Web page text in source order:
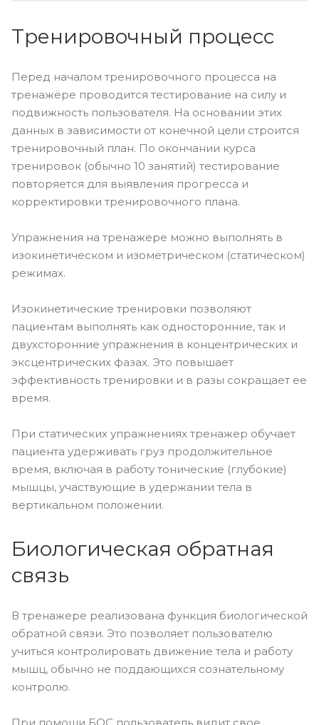
Тренировочный процесс
Перед началом тренировочного процесса на
тренажёре проводится тестирование на силу и
подвижность пользователя. На основании этих
данных в зависимости от конечной цели строится
тренировочный план. По окончании курса
тренировок (обычно 10 занятий) тестирование
повторяется для выявления прогресса и
корректировки тренировочного плана.
Упражнения на тренажере можно выполнять в
изокинетическом и изометрическом (статическом)
режимах.
Изокинетические тренировки позволяют
пациентам выполнять как односторонние, так и
двухсторонние упражнения в концентрических и
эксцентрических фазах. Это повышает
эффективность тренировки и в разы сокращает ее
время.
При статических упражнениях тренажер обучает
пациента удерживать груз продолжительное
время, включая в работу тонические (глубокие)
мышцы, участвующие в удержании тела в
вертикальном положении.
Биологическая обратная
связь
В тренажере реализована функция биологической
обратной связи. Это позволяет пользователю
учиться контролировать движение тела и работу
мышц, обычно не поддающихся сознательному
контролю.